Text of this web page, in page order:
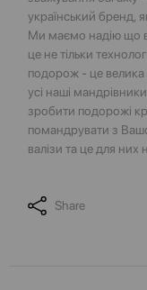
український бренд,
Ми маємо надію що
це не тільки
подорож - це велика
усі наші
зробити подорожі
помандрувати з
валізи та це для
Share